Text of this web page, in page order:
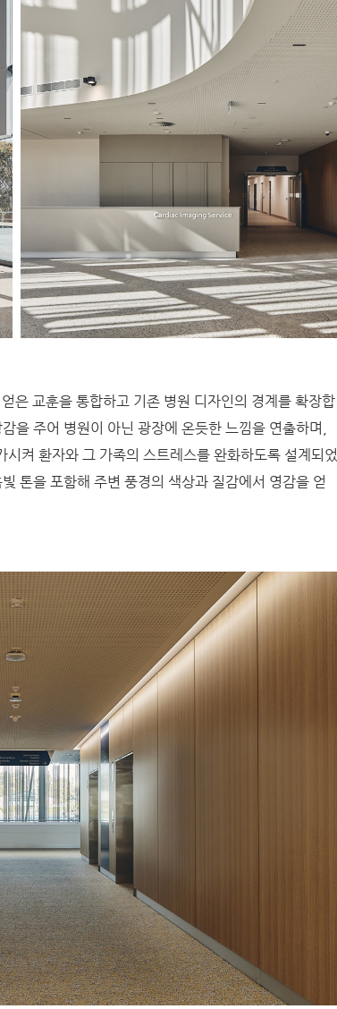
은 교훈을 통합하고 기존 병원 디자인의 경계를 확장합
을 주어 병원이 아닌 광장에 온듯한 느낌을 연출하며,
켜 환자와 그 가족의 스트레스를 완화하도록 설계되었
톤을 포함해 주변 풍경의 색상과 질감에서 영감을 얻